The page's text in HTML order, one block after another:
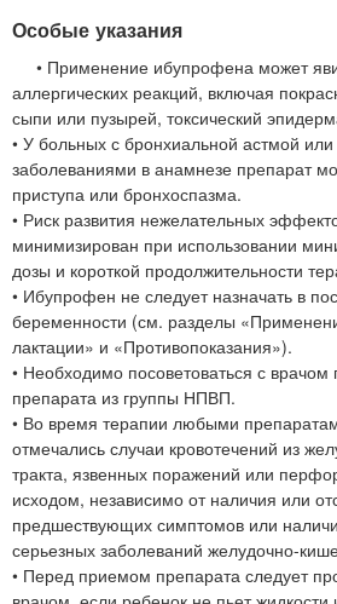
Особые указания
• Применение ибупрофена может
аллергических реакций, включая
сыпи или пузырей, токсический
• У больных с бронхиальной астмой
заболеваниями в анамнезе препарат
приступа или бронхоспазма.
• Риск развития нежелательных
минимизирован при использовании
дозы и короткой продолжительности
• Ибупрофен не следует назначать в
беременности (см. разделы
лактации» и «Противопоказания»).
• Необходимо посоветоваться с
препарата из группы НПВП.
• Во время терапии любыми
отмечались случаи кровотечений из
тракта, язвенных поражений или
исходом, независимо от наличия или
предшествующих симптомов или
серьезных заболеваний желудочно-
• Перед приемом препарата следует